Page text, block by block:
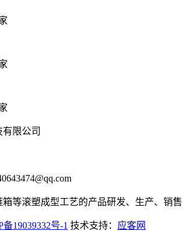
限公司
等滚塑成型工艺的产品研发、生产、销售
备19039332号-1 技术支持： 应客网